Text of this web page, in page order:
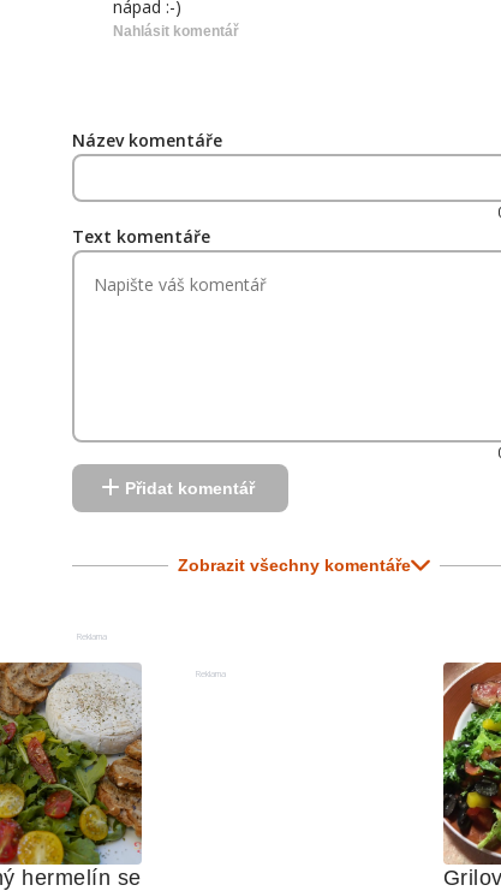
nápad :-)
Nahlásit komentář
Název komentáře
Text komentáře
Přidat komentář
Zobrazit všechny komentáře
Reklama
hermelín se
Reklama